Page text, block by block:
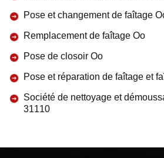
Pose et changement de faîtage
Remplacement de faîtage Oo
Pose de closoir Oo
Pose et réparation de faîtage et
Société de nettoyage et
31110